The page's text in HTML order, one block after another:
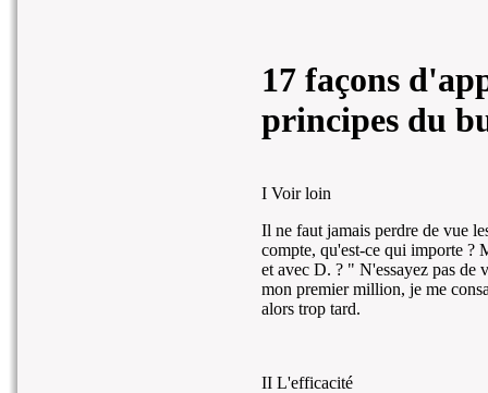
17 façons
principes du
I Voir loin
Il ne faut jamais perdre de vue
compte, qu'est-ce qui importe ?
et avec D. ? " N'essayez pas de
mon premier million, je me
alors trop tard.
II L'efficacité